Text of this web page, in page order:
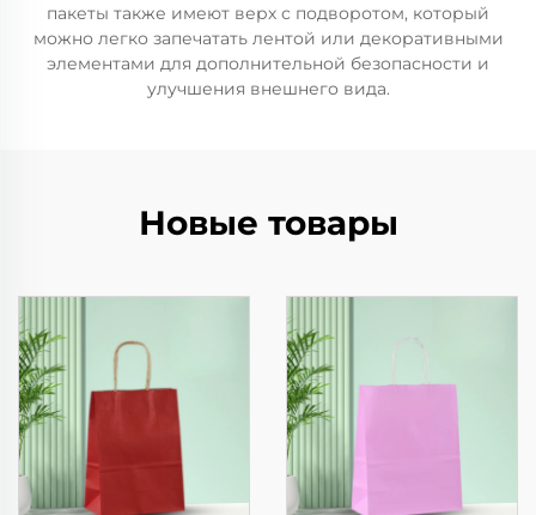
пакеты также имеют верх с подворотом, который
можно легко запечатать лентой или декоративными
элементами для дополнительной безопасности и
улучшения внешнего вида.
Новые товары